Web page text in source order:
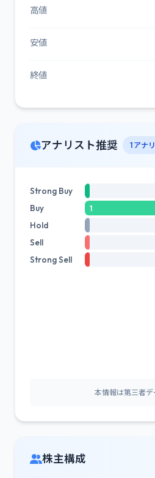
高値
安値
終値
アナリスト推奨 1 アナ
Strong Buy
Buy 1
Hold
Sell
Strong Sell
本情報は第三者
株主構成